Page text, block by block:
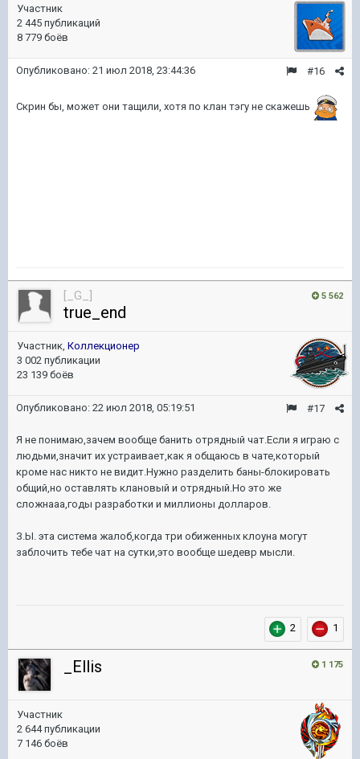
Участник
2 445 публикаций
8 779 боёв
#16
Опубликовано: 21 июл 2018, 23:44:36
Скрин бы, может они тащили, хотя по клан тэгу не скажешь
5 562
[_G_]
true_end
Участник, Коллекционер
3 002 публикации
23 139 боёв
#17
Опубликовано: 22 июл 2018, 05:19:51
Я не понимаю,зачем вообще банить отрядный чат.Если я играю с
людьми,значит их устраивает,как я общаюсь в чате,который
кроме нас никто не видит.Нужно разделить баны-блокировать
общий,но оставлять клановый и отрядный.Но это же
сложнааа,годы разработки и миллионы долларов.
З.Ы. эта система жалоб,когда три обиженных клоуна могут
заблочить тебе чат на сутки,это вообще шедевр мысли.
2 1
1 175
_Ellis
Участник
2 644 публикации
7 146 боёв